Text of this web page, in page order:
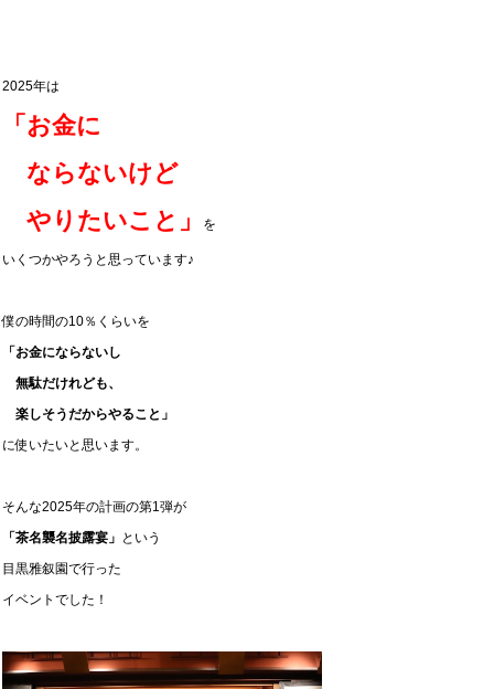
2025年は
「お金に
ならないけど
やりたいこと」
を
いくつかやろうと思っています♪
僕の時間の10％くらいを
「お金にならないし
無駄だけれども、
楽しそうだからやること」
に使いたいと思います。
そんな2025年の計画の第1弾が
「茶名襲名披露宴」 という
目黒雅叙園で行った
イベントでした！